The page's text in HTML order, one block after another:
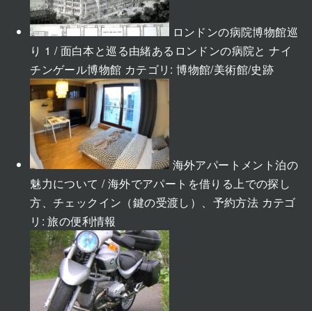
ロンドンの病院博物館巡
り 1 / 面白本と巡る由緒あるロンドンの病院と ナイ
チンゲール博物館 カテゴリ:博物館/美術館/史跡
海外アパートメント泊の
魅力について / 海外でアパートを借りる上での探し
方、チェックイン（鍵の受渡し）、予約方法 カテゴ
リ:旅の便利情報